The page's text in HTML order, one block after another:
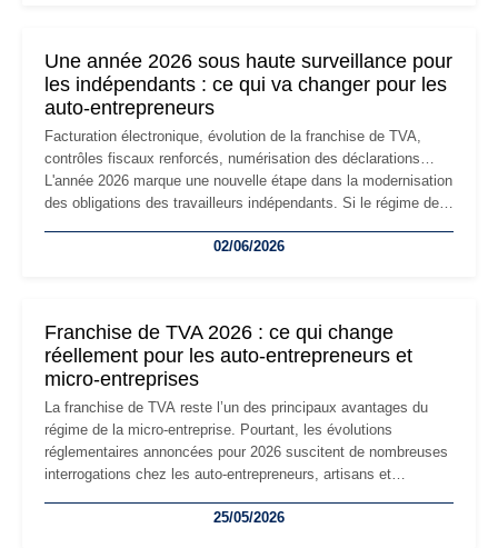
Une année 2026 sous haute surveillance pour
les indépendants : ce qui va changer pour les
auto-entrepreneurs
Facturation électronique, évolution de la franchise de TVA,
contrôles fiscaux renforcés, numérisation des déclarations…
L'année 2026 marque une nouvelle étape dans la modernisation
des obligations des travailleurs indépendants. Si le régime de
les auto-entrepreneurs devront s'adapter à un environnement
02/06/2026
Franchise de TVA 2026 : ce qui change
réellement pour les auto-entrepreneurs et
micro-entreprises
La franchise de TVA reste l’un des principaux avantages du
régime de la micro-entreprise. Pourtant, les évolutions
réglementaires annoncées pour 2026 suscitent de nombreuses
interrogations chez les auto-entrepreneurs, artisans et
facturation ou risque de bascule vers la TVA : les règles
25/05/2026